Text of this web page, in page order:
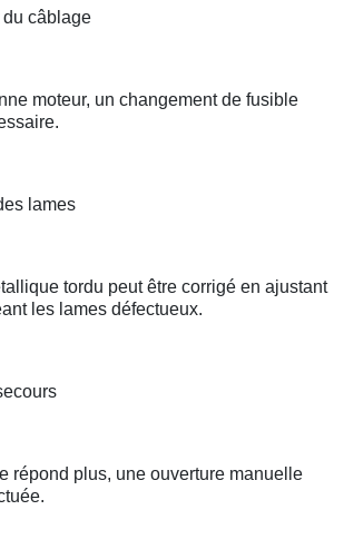
du câblage
moteur, un changement de fusible
lames
tordu peut être corrigé en ajustant
les lames défectueux.
répond plus, une ouverture manuelle